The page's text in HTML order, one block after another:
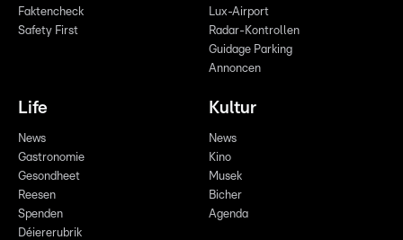
Faktencheck
Safety First
Lux-Airport
Radar-Kontrollen
Guidage Parking
Annoncen
Life
News
Gastronomie
Gesondheet
Reesen
Spenden
Déiererubrik
Kultur
News
Kino
Musek
Bicher
Agenda